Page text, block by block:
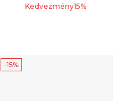
Kedvezmény15%
-15%